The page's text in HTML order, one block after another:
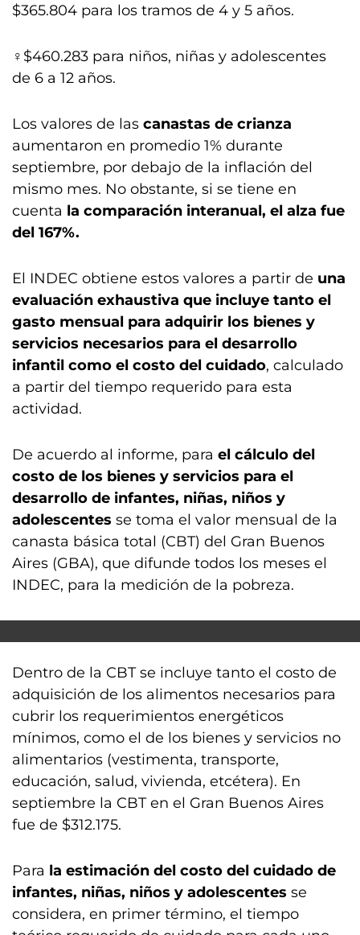
$365.804 para los tramos de 4 y 5 años.
‍♀️$460.283 para niños, niñas y adolescentes
de 6 a 12 años.
Los valores de las canastas de crianza
aumentaron en promedio 1% durante
septiembre, por debajo de la inflación del
mismo mes. No obstante, si se tiene en
cuenta la comparación interanual, el alza fue
del 167%.
El INDEC obtiene estos valores a partir de una
evaluación exhaustiva que incluye tanto el
gasto mensual para adquirir los bienes y
servicios necesarios para el desarrollo
infantil como el costo del cuidado, calculado
a partir del tiempo requerido para esta
actividad.
De acuerdo al informe, para el cálculo del
costo de los bienes y servicios para el
desarrollo de infantes, niñas, niños y
adolescentes se toma el valor mensual de la
canasta básica total (CBT) del Gran Buenos
Aires (GBA), que difunde todos los meses el
INDEC, para la medición de la pobreza.
Dentro de la CBT se incluye tanto el costo de
adquisición de los alimentos necesarios para
cubrir los requerimientos energéticos
mínimos, como el de los bienes y servicios no
alimentarios (vestimenta, transporte,
educación, salud, vivienda, etcétera). En
septiembre la CBT en el Gran Buenos Aires
fue de $312.175.
Para la estimación del costo del cuidado de
infantes, niñas, niños y adolescentes se
considera, en primer término, el tiempo